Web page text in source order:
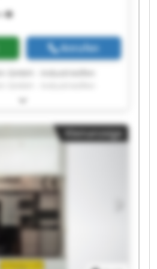
Anrufen
GmbH - Industrieöfen
GmbH - Industrieöfen
GmbH - Industrieöfen
GmbH - Industrieöfen
GmbH - Industrieöfen
GmbH - Industrieöfen
GmbH - Industrieöfen
GmbH - Industrieöfen
GmbH - Industrieöfen
GmbH - Industrieöfen
GmbH - Industrieöfen
Kleinanzeige